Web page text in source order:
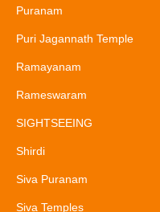
Puranam
Puri Jagannath Temple
Ramayanam
Rameswaram
SIGHTSEEING
Shirdi
Siva Puranam
Siva Temples